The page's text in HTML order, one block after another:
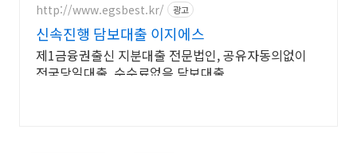
http://www.egsbest.kr/ 광고
신속진행 담보대출 이지에스
제1금융권출신 지분대출 전문법인, 공유자동의없이
전국당일대출, 수수료없음 담보대출